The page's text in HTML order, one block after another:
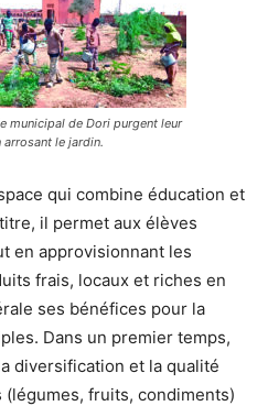
municipal de Dori purgent leur
arrosant le jardin.
qui combine éducation et
il permet aux élèves
en approvisionnant les
frais, locaux et riches en
ses bénéfices pour la
Dans un premier temps,
diversification et la qualité
fruits, condiments)